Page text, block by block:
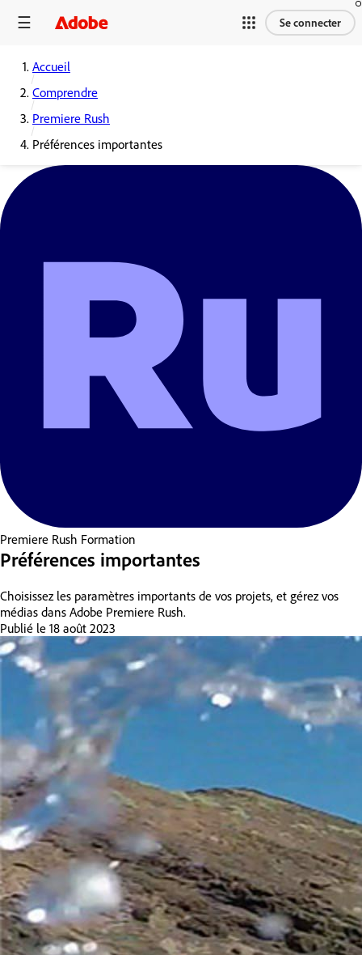
Se connecter
Accueil
Comprendre
Premiere Rush
Préférences importantes
Premiere Rush Formation
Préférences importantes
Choisissez les paramètres importants de vos projets, et gérez vos
médias dans Adobe Premiere Rush.
Publié le 18 août 2023